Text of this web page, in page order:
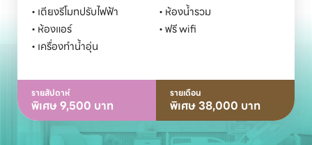
• เตียงรีโมทปรับไฟฟ้า
• ห้องแอร์
• เครื่องทำน้ำอุ่น
• ห้องน้ำรวม
• ฟรี wifi
รายสัปดาห์
พิเศษ 9,500 บาท
รายเดือน
พิเศษ 38,000 บาท